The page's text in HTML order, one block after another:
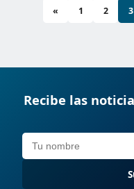
« 1 2 3
Recibe las